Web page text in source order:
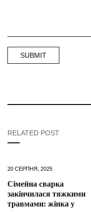
RELATED POST
20 СЕРПНЯ, 2025
Сімейна сварка
закінчилася тяжкими
травмами: жінка у